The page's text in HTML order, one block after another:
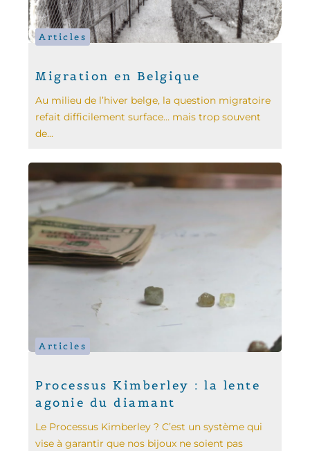
Articles
Migration en Belgique
Au milieu de l’hiver belge, la question migratoire
refait difficilement surface… mais trop souvent
de...
Articles
Processus Kimberley : la lente
agonie du diamant
Le Processus Kimberley ? C’est un système qui
vise à garantir que nos bijoux ne soient pas